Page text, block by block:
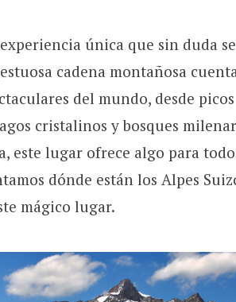
única que sin duda
cadena montañosa
del mundo, desde picos
cristalinos y bosques
este lugar ofrece algo para
dónde están los Alpes
mágico lugar.